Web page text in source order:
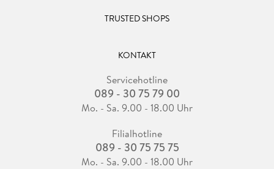
TRUSTED SHOPS
KONTAKT
Servicehotline
089 - 30 75 79 00
Mo. - Sa. 9.00 - 18.00 Uhr
Filialhotline
089 - 30 75 75 75
Mo. - Sa. 9.00 - 18.00 Uhr